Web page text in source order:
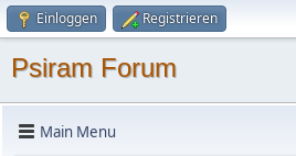
Einloggen Registrieren
Psiram Forum
Main Menu